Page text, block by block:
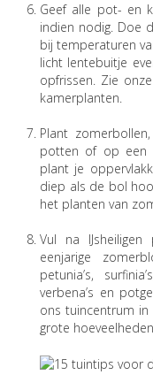
Geef alle pot- en
indien nodig. Doe
bij temperaturen
licht lentebuitje
opfrissen. Zie
kamerplanten.
Plant
potten of op een
plant je
diep als de bol
het planten van
Vul na
eenjarige
petunia’s,
verbena’s en
ons tuincentrum in
grote